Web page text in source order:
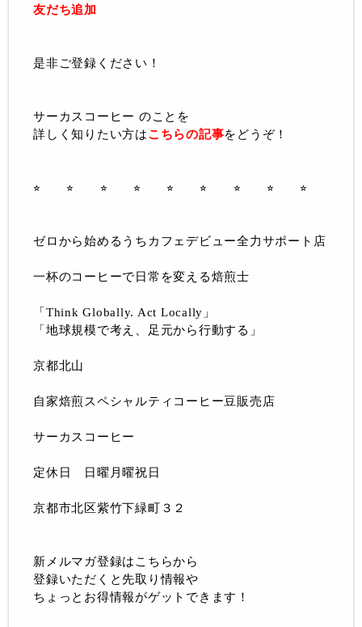
友だち追加
是非ご登録ください！
サーカスコーヒー のことを
詳しく知りたい方はこちらの記事をどうぞ！
⭐︎ ⭐︎ ⭐︎ ⭐︎ ⭐︎ ⭐︎ ⭐︎ ⭐︎ ⭐︎
ゼロから始めるうちカフェデビュー全力サポート店
一杯のコーヒーで日常を変える焙煎士
「Think Globally. Act Locally」
「地球規模で考え、足元から行動する」
京都北山
自家焙煎スペシャルティコーヒー豆販売店
サーカスコーヒー
定休日 日曜月曜祝日
京都市北区紫竹下緑町３２
新メルマガ登録はこちらから
登録いただくと先取り情報や
ちょっとお得情報がゲットできます！